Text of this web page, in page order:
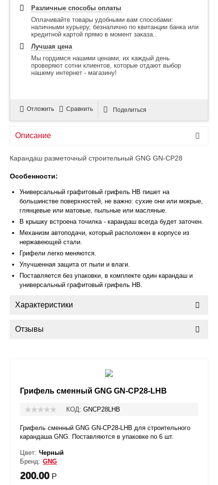
Различные способы оплаты
Оплачивайте товары удобными вам способами:
наличными курьеру, безналично по квитанции банка или
кредитной картой прямо в момент заказа..
Лучшая цена
Мы гордимся нашими ценами, их каждый день
проверяют сотни клиентов, которые отдают выбор
нашему интернет - магазину!
Отложить Сравнить Поделиться
Описание
Карандаш разметочный строительный GNG GN-CP28
Особенности:
Универсальный графитовый грифель HB пишет на
большинстве поверхностей, не важно: сухие они или мокрые,
глянцевые или матовые, пыльные или масляные.
В крышку встроена точилка - карандаш всегда будет заточен.
Механизм автоподачи, который расположен в корпусе из
нержавеющей стали.
Грифели легко меняются.
Улучшенная защита от пыли и влаги.
Поставляется без упаковки, в комплекте один карандаш и
универсальный графитовый грифель HB.
Характеристики
Отзывы
Грифель сменный GNG GN-CP28-LHB
КОД: GNCP28LHB
Грифель сменный GNG GN-CP28-LHB для строительного
карандаша GNG. Поставляются в упаковке по 6 шт.
Цвет: Черный
Бренд: GNG
200.00 Р